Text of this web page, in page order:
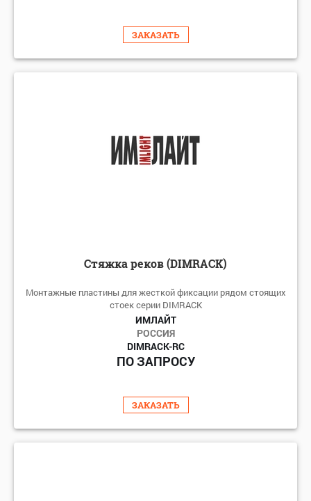
ЗАКАЗАТЬ
Стяжка реков (DIMRACK)
Монтажные пластины для жесткой фиксации рядом стоящих
стоек серии DIMRACK
ИМЛАЙТ
РОССИЯ
DIMRACK-RC
ПО ЗАПРОСУ
ЗАКАЗАТЬ